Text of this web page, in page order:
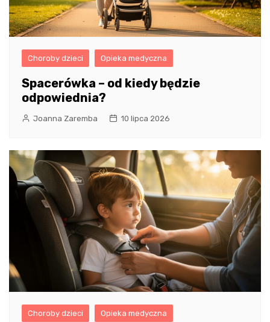
Choroby dzieci Opieka medyczna
Spacerówka – od kiedy będzie
odpowiednia?
Joanna Zaremba 10 lipca 2026
Choroby dzieci Opieka medyczna